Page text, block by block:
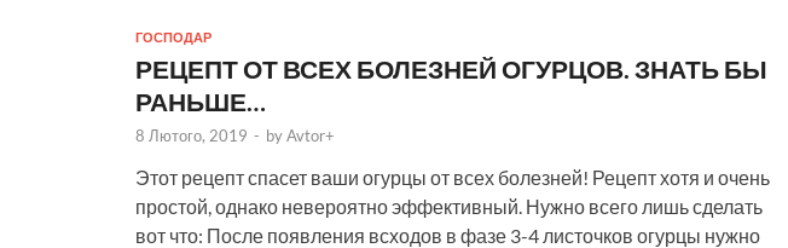
ГОСПОДАР
РЕЦЕПТ ОТ ВСЕХ БОЛЕЗНЕЙ ОГУРЦОВ. ЗНАТЬ БЫ
РАНЬШЕ…
8 Лютого, 2019 - byAvtor+
Этот рецепт спасет ваши огурцы от всех болезней! Рецепт хотя и очень
простой, однако невероятно эффективный. Нужно всего лишь сделать
вот что: После появления всходов в фазе 3-4 листочков огурцы нужно